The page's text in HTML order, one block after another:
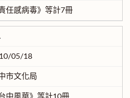
責任感病毒》等計7冊
05/18
市文化局